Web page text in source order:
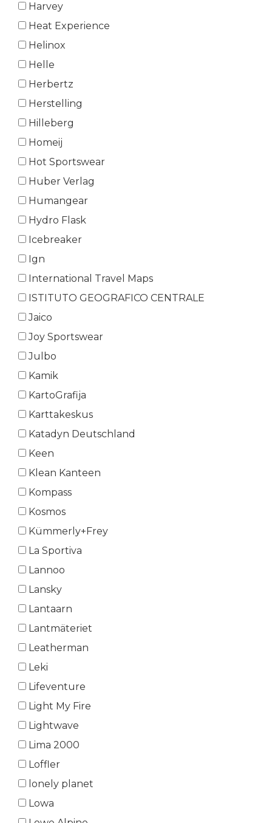
Harvey
Heat Experience
Helinox
Helle
Herbertz
Herstelling
Hilleberg
Homeij
Hot Sportswear
Huber Verlag
Humangear
Hydro Flask
Icebreaker
Ign
International Travel Maps
ISTITUTO GEOGRAFICO CENTRALE
Jaico
Joy Sportswear
Julbo
Kamik
KartoGrafija
Karttakeskus
Katadyn Deutschland
Keen
Klean Kanteen
Kompass
Kosmos
Kümmerly+Frey
La Sportiva
Lannoo
Lansky
Lantaarn
Lantmäteriet
Leatherman
Leki
Lifeventure
Light My Fire
Lightwave
Lima 2000
Loffler
lonely planet
Lowa